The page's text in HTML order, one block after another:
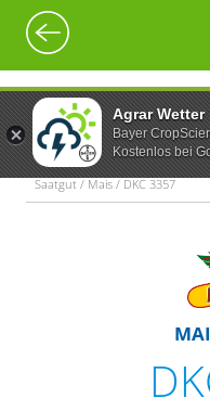
Agrar Wetter
Bayer
Kostenlos bei
Saatgut / Mais / DKC 3357